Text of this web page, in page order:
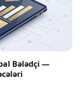
Bələdçi —